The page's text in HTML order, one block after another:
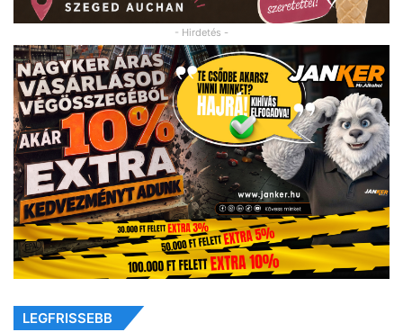
- Hirdetés -
LEGFRISSEBB